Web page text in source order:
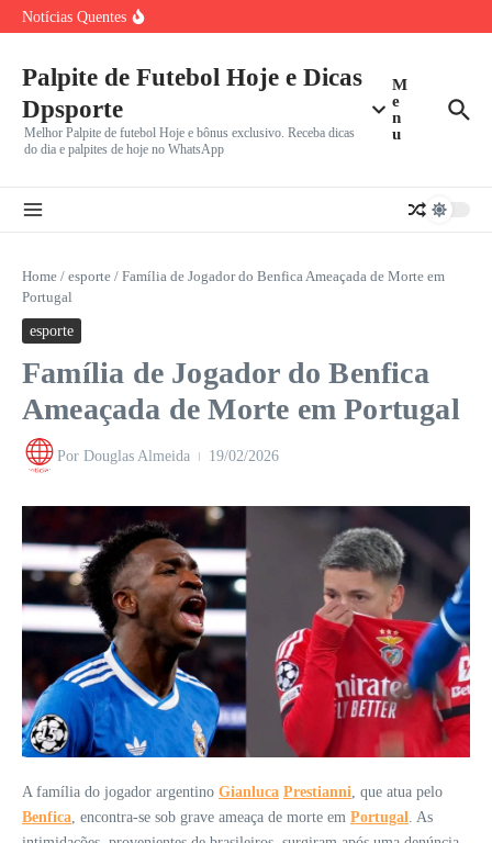
Ir para o conteúdo
Notícias Quentes
Vini Jr. Renova com Real Madrid até 2029 Após Pressão
Palpite de Futebol Hoje e Dicas
Dpsporte
Melhor Palpite de futebol Hoje e bônus exclusivo. Receba dicas
do dia e palpites de hoje no WhatsApp
M
e
n
u
Home / esporte / Família de Jogador do Benfica Ameaçada de Morte em
Portugal
esporte
Família de Jogador do Benfica
Ameaçada de Morte em Portugal
Por Douglas Almeida 19/02/2026
A família do jogador argentino Gianluca Prestianni, que atua pelo
Benfica, encontra-se sob grave ameaça de morte em Portugal. As